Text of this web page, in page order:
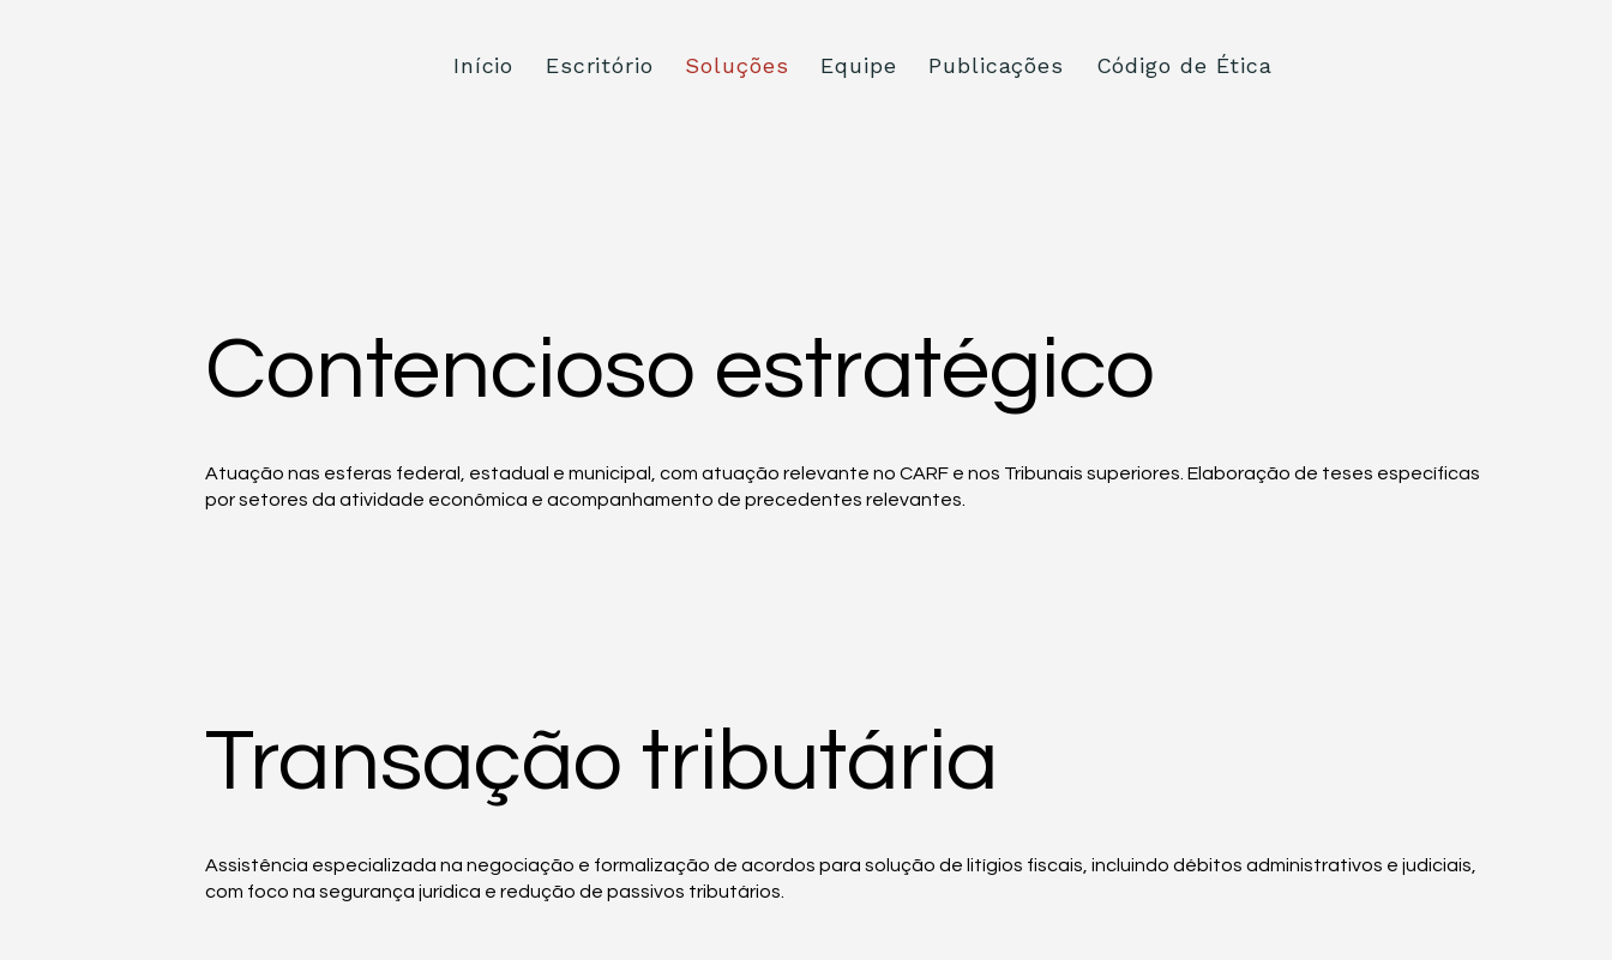
Início Escritório Soluções Equipe Publicações Código de Ética
Contencioso estratégico
Atuação nas esferas federal, estadual e municipal, com atuação relevante no CARF e nos Tribunais superiores. Elaboração de teses específicas
por setores da atividade econômica e acompanhamento de precedentes relevantes.
Transação tributária
Assistência especializada na negociação e formalização de acordos para solução de litígios fiscais, incluindo débitos administrativos e judiciais,
com foco na segurança jurídica e redução de passivos tributários.